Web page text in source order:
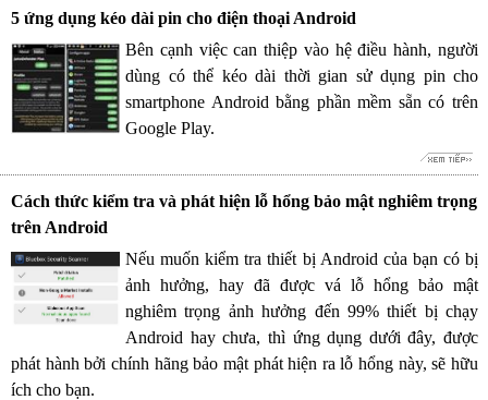
5 ứng dụng kéo dài pin cho điện thoại Android
Bên cạnh việc can thiệp vào hệ điều hành, người
dùng có thể kéo dài thời gian sử dụng pin cho
smartphone Android bằng phần mềm sẵn có trên
Google Play.
Cách thức kiểm tra và phát hiện lỗ hổng bảo mật nghiêm trọng
trên Android
Nếu muốn kiểm tra thiết bị Android của bạn có bị
ảnh hưởng, hay đã được vá lỗ hổng bảo mật
nghiêm trọng ảnh hưởng đến 99% thiết bị chạy
Android hay chưa, thì ứng dụng dưới đây, được
phát hành bởi chính hãng bảo mật phát hiện ra lỗ hổng này, sẽ hữu
ích cho bạn.